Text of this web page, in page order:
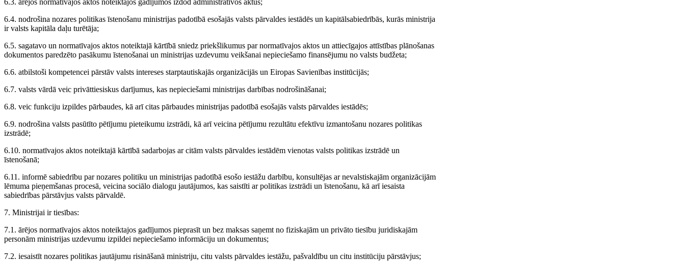
6.3. ārējos normatīvajos aktos noteiktajos gadījumos izdod administratīvos aktus;
6.4. nodrošina nozares politikas īstenošanu ministrijas padotībā esošajās valsts pārvaldes iestādēs un kapitālsabiedrībās, kurās ministrija
ir valsts kapitāla daļu turētāja;
6.5. sagatavo un normatīvajos aktos noteiktajā kārtībā sniedz priekšlikumus par normatīvajos aktos un attiecīgajos attīstības plānošanas
dokumentos paredzēto pasākumu īstenošanai un ministrijas uzdevumu veikšanai nepieciešamo finansējumu no valsts budžeta;
6.6. atbilstoši kompetencei pārstāv valsts intereses starptautiskajās organizācijās un Eiropas Savienības institūcijās;
6.7. valsts vārdā veic privāttiesiskus darījumus, kas nepieciešami ministrijas darbības nodrošināšanai;
6.8. veic funkciju izpildes pārbaudes, kā arī citas pārbaudes ministrijas padotībā esošajās valsts pārvaldes iestādēs;
6.9. nodrošina valsts pasūtīto pētījumu pieteikumu izstrādi, kā arī veicina pētījumu rezultātu efektīvu izmantošanu nozares politikas
izstrādē;
6.10. normatīvajos aktos noteiktajā kārtībā sadarbojas ar citām valsts pārvaldes iestādēm vienotas valsts politikas izstrādē un
īstenošanā;
6.11. informē sabiedrību par nozares politiku un ministrijas padotībā esošo iestāžu darbību, konsultējas ar nevalstiskajām organizācijām
lēmuma pieņemšanas procesā, veicina sociālo dialogu jautājumos, kas saistīti ar politikas izstrādi un īstenošanu, kā arī iesaista
sabiedrības pārstāvjus valsts pārvaldē.
7. Ministrijai ir tiesības:
7.1. ārējos normatīvajos aktos noteiktajos gadījumos pieprasīt un bez maksas saņemt no fiziskajām un privāto tiesību juridiskajām
personām ministrijas uzdevumu izpildei nepieciešamo informāciju un dokumentus;
7.2. iesaistīt nozares politikas jautājumu risināšanā ministriju, citu valsts pārvaldes iestāžu, pašvaldību un citu institūciju pārstāvjus;